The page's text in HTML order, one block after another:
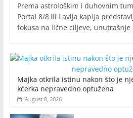
Prema astrološkim i duhovnim
Portal 8/8 ili Lavlja kapija
fokusa na lične ciljeve, unutrašnje
Majka otkrila istinu nakon što je
kćerka nepravedno optužena
August 8, 2026